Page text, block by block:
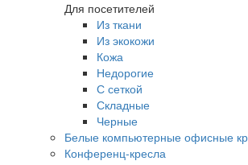
Для посетителей
Из ткани
Из экокожи
Кожа
Недорогие
С сеткой
Складные
Черные
Белые компьютерные офисные
Конференц-кресла